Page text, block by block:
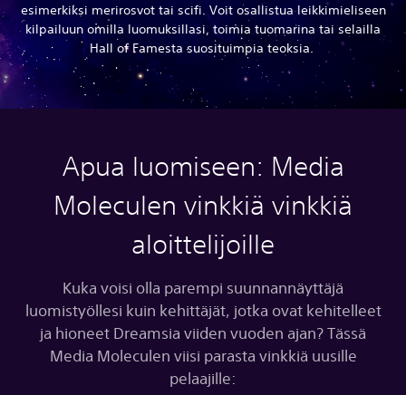
esimerkiksi merirosvot tai scifi. Voit osallistua leikkimieliseen
kilpailuun omilla luomuksillasi, toimia tuomarina tai selailla
Hall of Famesta suosituimpia teoksia.
Apua luomiseen: Media
Moleculen vinkkiä vinkkiä
aloittelijoille
Kuka voisi olla parempi suunnannäyttäjä
luomistyöllesi kuin kehittäjät, jotka ovat kehitelleet
ja hioneet Dreamsia viiden vuoden ajan? Tässä
Media Moleculen viisi parasta vinkkiä uusille
pelaajille: